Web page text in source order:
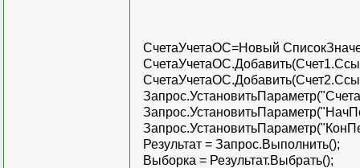
СчетаУчетаОС=Новый
Результат = Запрос.Выполнить();
Выборка = Результат.Выбрать();